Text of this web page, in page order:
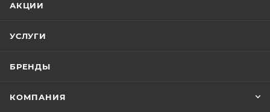
АКЦИИ
УСЛУГИ
БРЕНДЫ
КОМПАНИЯ